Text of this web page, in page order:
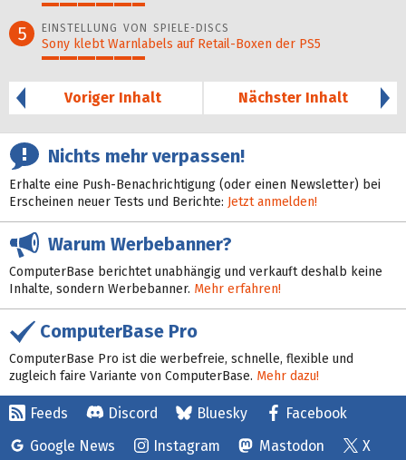
5 EINSTELLUNG VON SPIELE-DISCS
Sony klebt Warnlabels auf Retail-Boxen der PS5
Voriger Inhalt
Nächster Inhalt
Nichts mehr verpassen!
Erhalte eine Push-Benachrichtigung (oder einen Newsletter) bei
Erscheinen neuer Tests und Berichte: Jetzt anmelden!
Warum Werbebanner?
ComputerBase berichtet unabhängig und verkauft deshalb keine
Inhalte, sondern Werbebanner. Mehr erfahren!
ComputerBase Pro
ComputerBase Pro ist die werbefreie, schnelle, flexible und
zugleich faire Variante von ComputerBase. Mehr dazu!
Feeds Discord Bluesky
Facebook
Google News
Instagram Mastodon X